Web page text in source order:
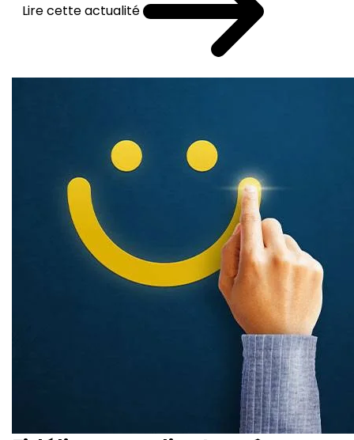
Lire cette actualité